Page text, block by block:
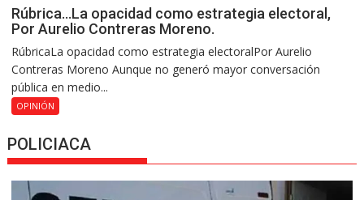
Rúbrica…La opacidad como estrategia electoral,
Por Aurelio Contreras Moreno.
RúbricaLa opacidad como estrategia electoralPor Aurelio
Contreras Moreno Aunque no generó mayor conversación
pública en medio...
OPINIÓN
POLICIACA